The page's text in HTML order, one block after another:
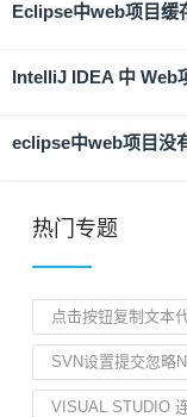
Eclipse中web项目缓
IntelliJ IDEA 中 Web
eclipse中web项目没
热门专题
点击按钮复制文本
SVN设置提交忽略
VISUAL STUDIO